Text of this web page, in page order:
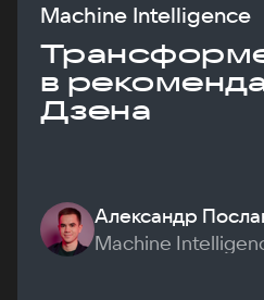
Machine Intelligence
в
Дзена
Александр
Machine